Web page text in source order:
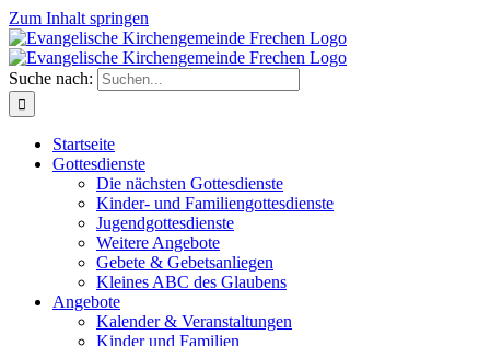
Zum Inhalt springen
Suche nach:
Startseite
Gottesdienste
Die nächsten Gottesdienste
Kinder- und Familiengottesdienste
Jugendgottesdienste
Weitere Angebote
Gebete & Gebetsanliegen
Kleines ABC des Glaubens
Angebote
Kalender & Veranstaltungen
Kinder und Familien